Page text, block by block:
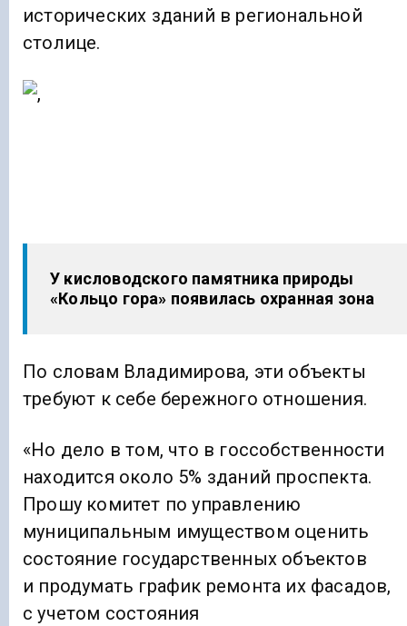
исторических зданий в региональной
столице.
У кисловодского памятника природы
«Кольцо гора» появилась охранная зона
По словам Владимирова, эти объекты
требуют к себе бережного отношения.
«Но дело в том, что в госсобственности
находится около 5% зданий проспекта.
Прошу комитет по управлению
муниципальным имуществом оценить
состояние государственных объектов
и продумать график ремонта их фасадов,
с учетом состояния